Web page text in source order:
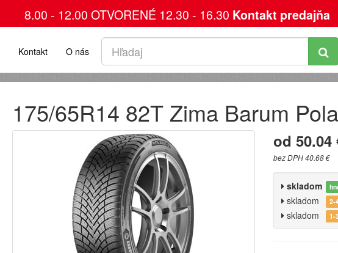
8.00 - 12.00 OTVORENÉ 12.30 - 16.30 Kontakt predajňa
Kontakt O nás
175/65R14 82T Zima Barum
od 50.04
bez DPH 40.68 €
skladom
skladom
2-
skladom
1-